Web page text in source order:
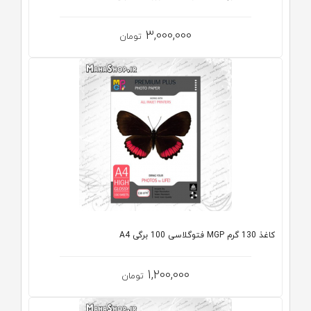
3,000,000 تومان
کاغذ 130 گرم MGP فتوگلاسی 100 برگی A4
1,200,000 تومان